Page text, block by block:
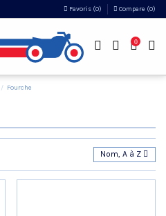
Favoris (0) Compare (0)
0
Fourche
Nom, A à Z